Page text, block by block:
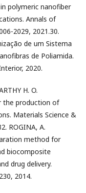
polymeric nanofiber
Annals of
2029, 2021.30.
de um Sistema
de Poliamida.
2020.
H. O.
the production of
Materials Science &
ROGINA, A.
method for
biocomposite
drug delivery.
2014.